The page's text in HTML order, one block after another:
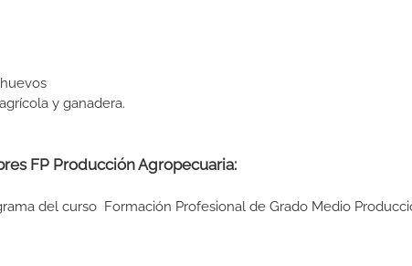
y ganadera.
FP Producción Agropecuaria:
del curso Formación Profesional de Grado Medio